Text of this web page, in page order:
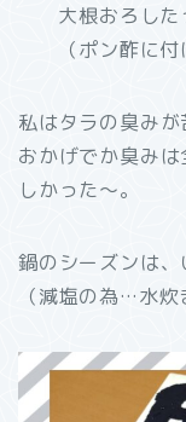
大根おろした
（ポン酢に
私はタラの臭み
おかげでか臭み
しかった～。
鍋のシーズンは、
（減塩の為…水